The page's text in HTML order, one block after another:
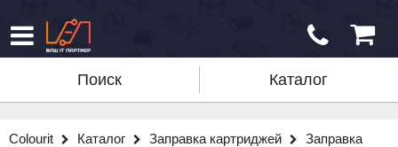
Поиск Каталог
Colourit Каталог Заправка картриджей
Заправка